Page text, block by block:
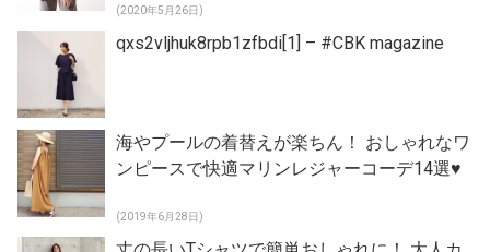
(2020年5月26日)
qxs2vljhuk8rpb1zfbdi[1] – #CBK magazine
海やプールの着替えが楽ちん！ おしゃれなワ
ンピースで快適マリンレジャーコーデ14選♥
(2019年6月28日)